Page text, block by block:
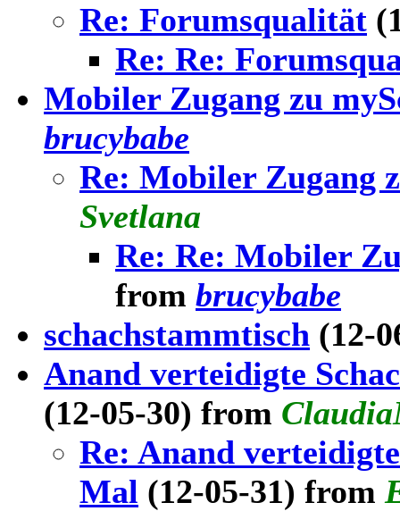
Re: Forumsqualität
Re: Re:
Mobiler Zugang zu
brucybabe
Re: Mobiler Zugang
Svetlana
Re: Re: Mobiler
from brucybabe
schachstammtisch (12-
Anand verteidigte
(12-05-30) from
Re: Anand
Mal (12-05-31) from